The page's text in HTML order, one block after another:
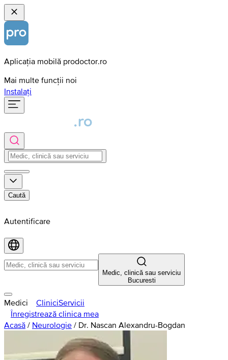
Aplicația mobilă prodoctor.ro
Mai multe funcții noi
Instalați
Caută
Autentificare
Medic, clinică sau serviciu
Bucuresti
Medici CliniciServicii
Înregistrează clinica mea
Acasă / Neurologie / Dr. Nascan Alexandru-Bogdan